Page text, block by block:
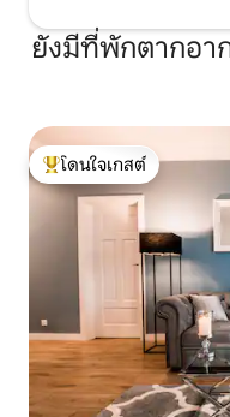
ยังมีที่พักตากอา
โดนใจเกสต์ที่สุด
โดนใจเกสต์